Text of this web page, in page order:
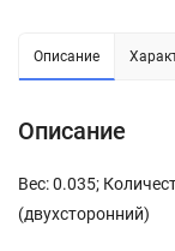
Описание
Описание
Вес: 0.035;
(двухсторонний)